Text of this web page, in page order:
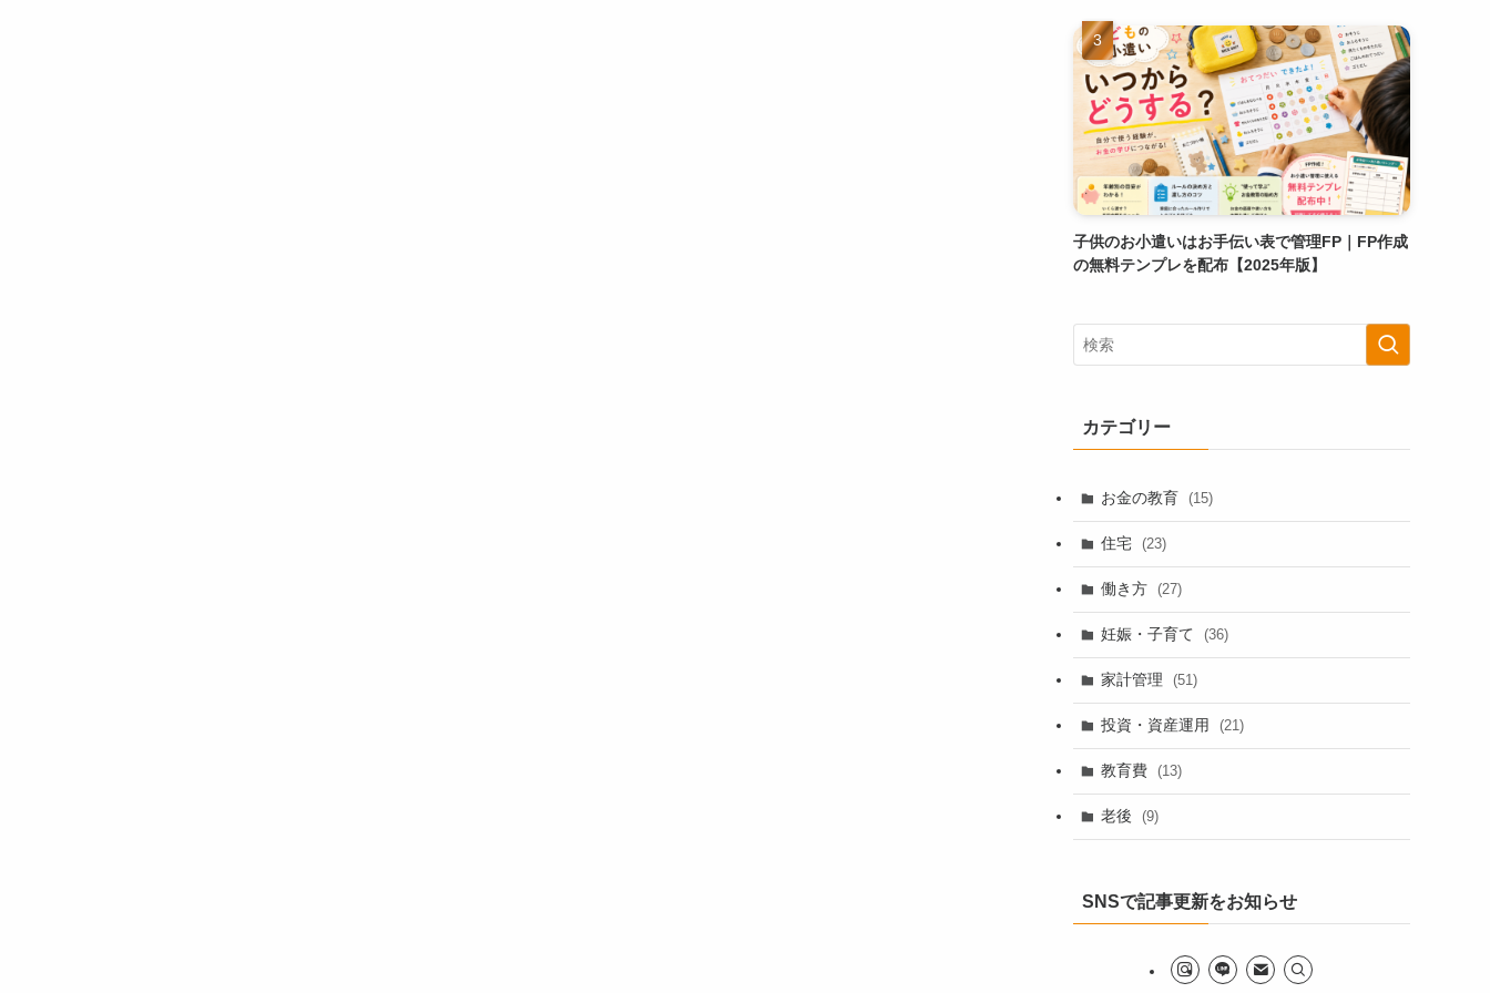
子供のお小遣いはお手伝い表で管理FP｜FP作成
の無料テンプレを配布【2025年版】
カテゴリー
お金の教育 (15)
住宅 (23)
働き方 (27)
妊娠・子育て (36)
家計管理 (51)
投資・資産運用 (21)
教育費 (13)
老後 (9)
SNSで記事更新をお知らせ